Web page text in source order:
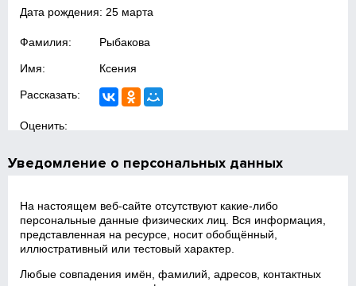
Дата рождения: 25 марта
Фамилия: Рыбакова
Имя: Ксения
Рассказать:
Оценить:
Уведомление о персональных данных
На настоящем веб‑сайте отсутствуют какие‑либо
персональные данные физических лиц. Вся информация,
представленная на ресурсе, носит обобщённый,
иллюстративный или тестовый характер.
Любые совпадения имён, фамилий, адресов, контактных